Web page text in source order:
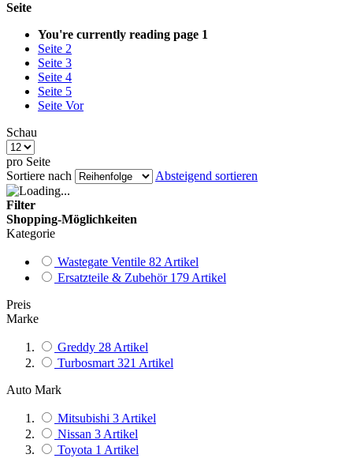
Seite
You're currently reading page 1
Seite 2
Seite 3
Seite 4
Seite 5
Seite Vor
Schau
pro Seite
Sortiere nach
Absteigend sortieren
Filter
Shopping-Möglichkeiten
Kategorie
Wastegate Ventile 82 Artikel
Ersatzteile & Zubehör 179 Artikel
Preis
Marke
Greddy 28 Artikel
Turbosmart 321 Artikel
Auto Mark
Mitsubishi 3 Artikel
Nissan 3 Artikel
Toyota 1 Artikel